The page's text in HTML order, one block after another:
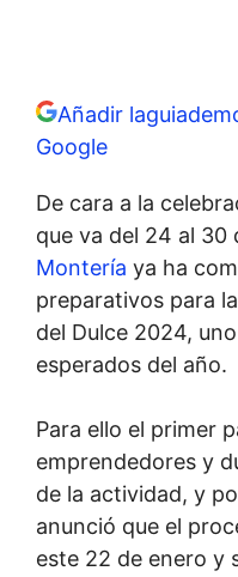
Añadir
Google
De cara a la
que va del 24 al 30
Montería ya ha
preparativos para
del Dulce 2024,
esperados del año.
Para ello el primer
emprendedores y
de la actividad, y
anunció que el
este 22 de enero y